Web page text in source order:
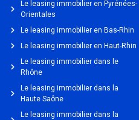
Le leasing immobilier en Pyrénées-
Orientales
Le leasing immobilier en Bas-Rhin
Le leasing immobilier en Haut-Rhin
Le leasing immobilier dans le
Rhône
Le leasing immobilier dans la
Haute Saône
Le leasing immobilier dans la